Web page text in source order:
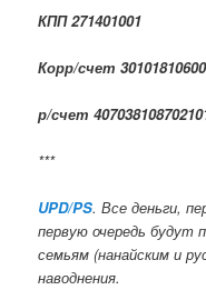
КПП 271401001
Корр/счет
р/счет
***
UPD/PS. Все деньги,
первую очередь
семьям (нанайским и
наводнения.